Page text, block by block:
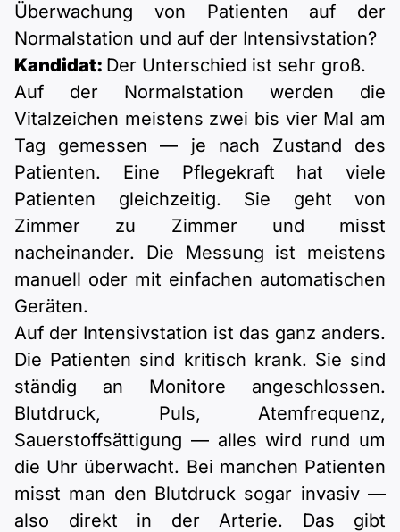
Überwachung von Patienten auf der
Normalstation und auf der Intensivstation?
Kandidat: Der Unterschied ist sehr groß.
Auf der Normalstation werden die
Vitalzeichen meistens zwei bis vier Mal am
Tag gemessen — je nach Zustand des
Patienten. Eine Pflegekraft hat viele
Patienten gleichzeitig. Sie geht von
Zimmer zu Zimmer und misst
nacheinander. Die Messung ist meistens
manuell oder mit einfachen automatischen
Geräten.
Auf der Intensivstation ist das ganz anders.
Die Patienten sind kritisch krank. Sie sind
ständig an Monitore angeschlossen.
Blutdruck, Puls, Atemfrequenz,
Sauerstoffsättigung — alles wird rund um
die Uhr überwacht. Bei manchen Patienten
misst man den Blutdruck sogar invasiv —
also direkt in der Arterie. Das gibt